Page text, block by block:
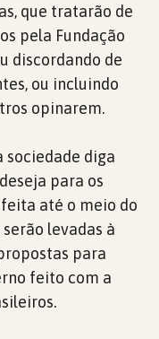
que tratarão de
pela Fundação
discordando de
ou incluindo
opinarem.
sociedade diga
para os
até o meio do
levadas à
para
feito com a